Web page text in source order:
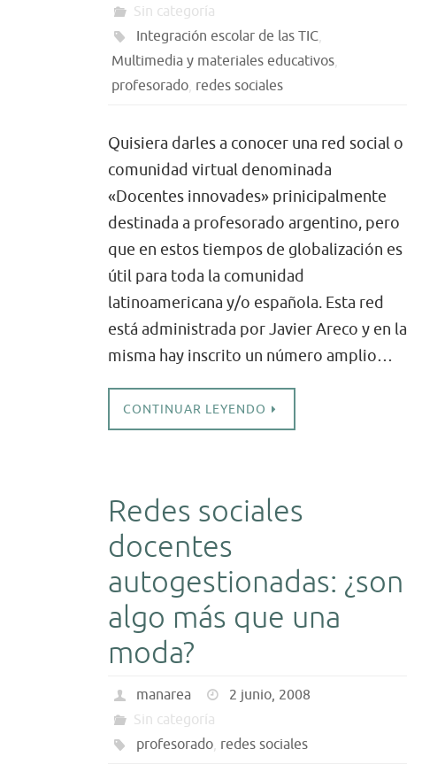
Sin categoría
Integración escolar de las TIC,
Multimedia y materiales educativos,
profesorado, redes sociales
Quisiera darles a conocer una red social o
comunidad virtual denominada
«Docentes innovades» prinicipalmente
destinada a profesorado argentino, pero
que en estos tiempos de globalización es
útil para toda la comunidad
latinoamericana y/o española. Esta red
está administrada por Javier Areco y en la
misma hay inscrito un número amplio…
CONTINUAR LEYENDO
Redes sociales
docentes
autogestionadas: ¿son
algo más que una
moda?
manarea
2 junio, 2008
Sin categoría
profesorado, redes sociales